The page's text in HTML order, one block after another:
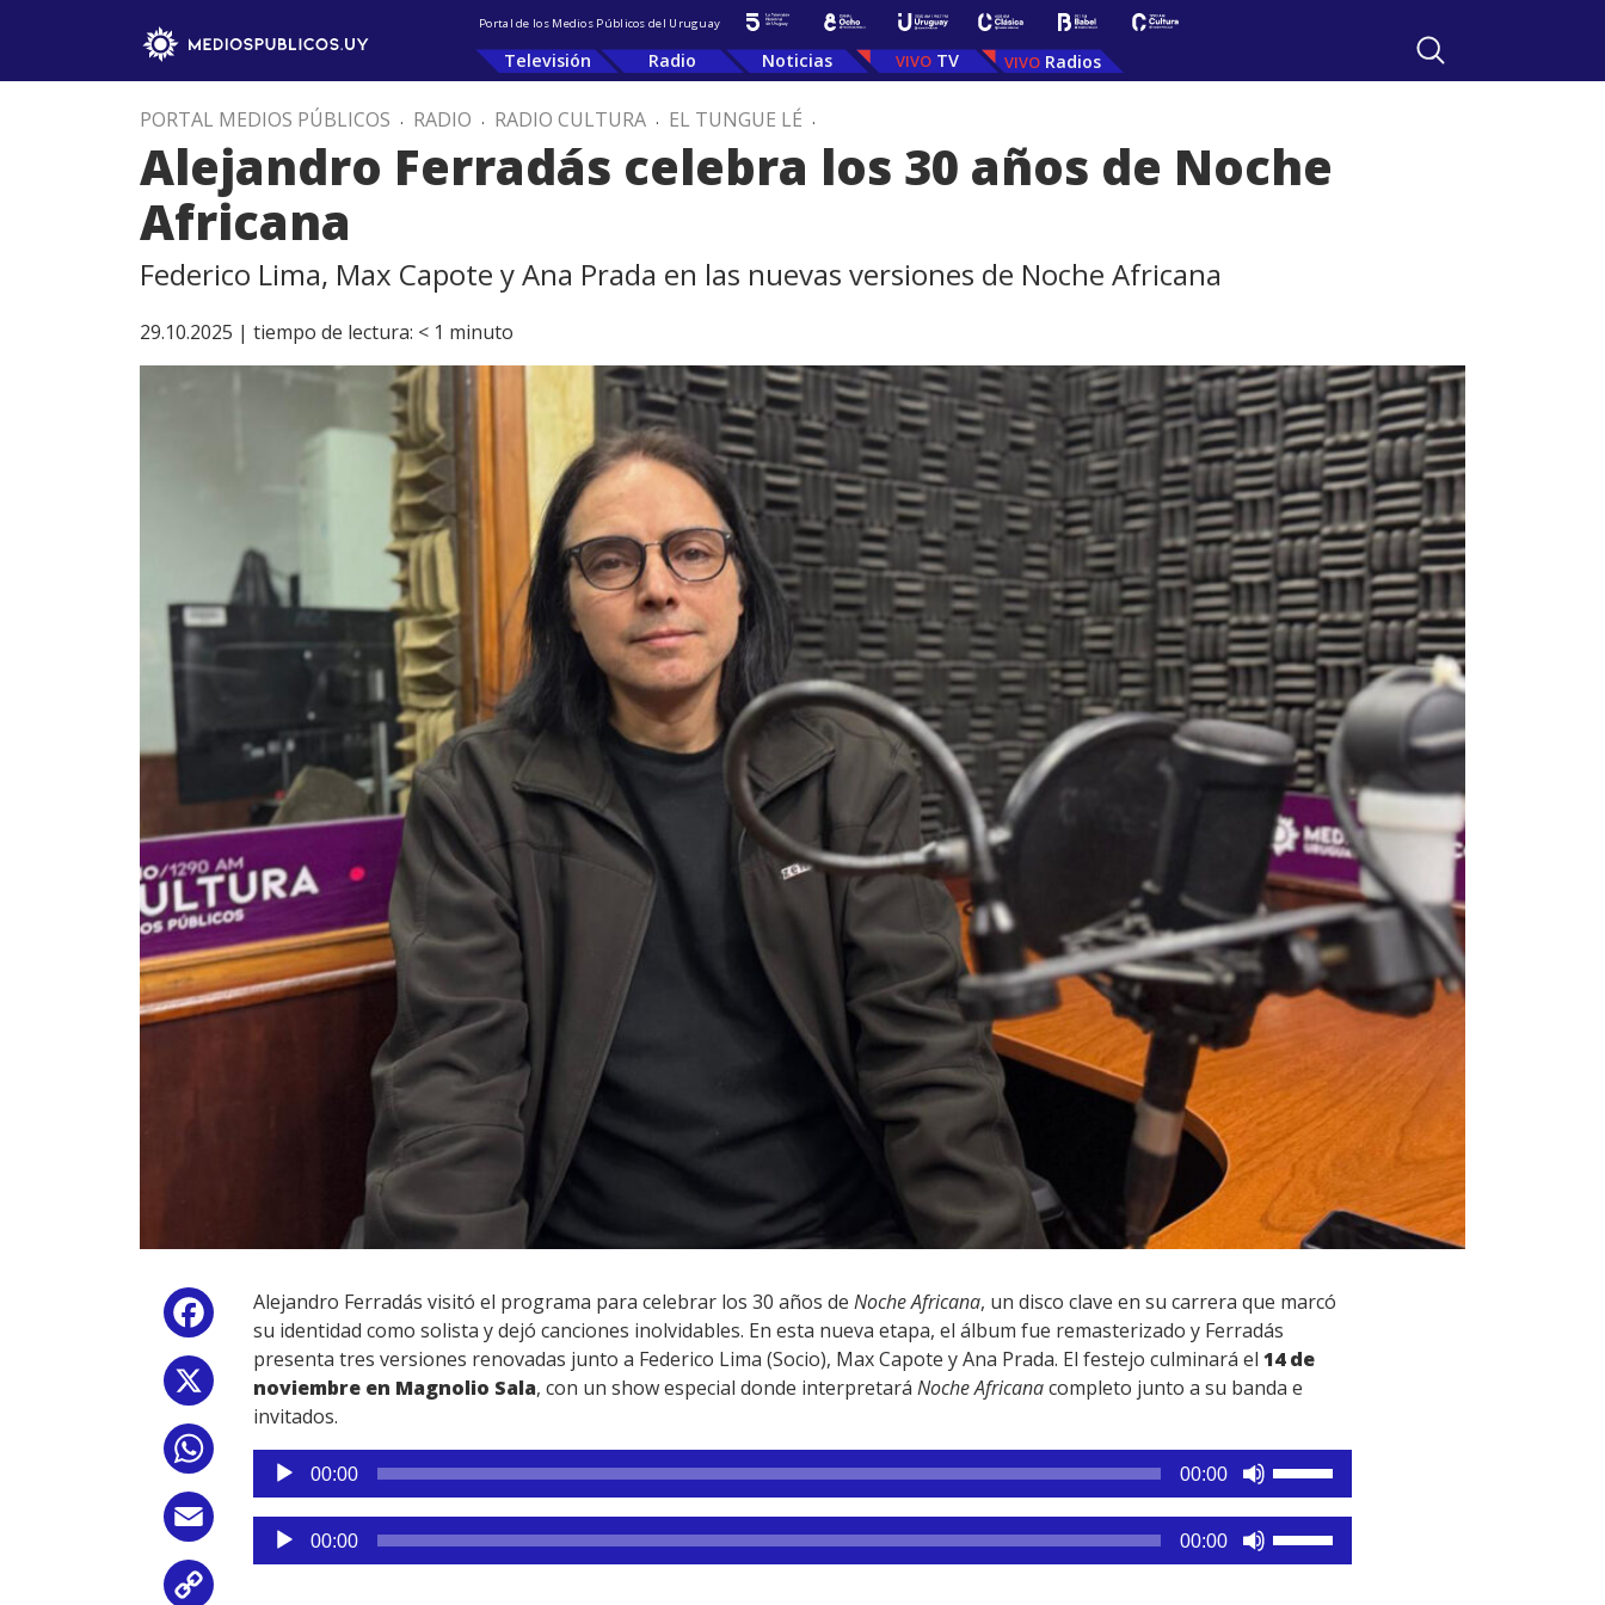
Portal de los Medios Públicos del Uruguay
Televisión Radio Noticias TV Radios
PORTAL MEDIOS PÚBLICOS . RADIO . RADIO CULTURA . EL TUNGUE LÉ .
Alejandro Ferradás celebra los 30 años de Noche
Africana
Federico Lima, Max Capote y Ana Prada en las nuevas versiones de Noche Africana
29.10.2025 | tiempo de lectura: < 1 minuto
Facebook
WhatsApp
Email
Alejandro Ferradás visitó el programa para celebrar los 30 años de Noche Africana, un disco clave en su carrera que marcó
su identidad como solista y dejó canciones inolvidables. En esta nueva etapa, el álbum fue remasterizado y Ferradás
presenta tres versiones renovadas junto a Federico Lima (Socio), Max Capote y Ana Prada. El festejo culminará el 14 de
noviembre en Magnolio Sala, con un show especial donde interpretará Noche Africanacompleto junto a su banda e
invitados.
Reproductor
de
audio
00:00 00:00
teclas
de
Reproductor
de
00:00 00:00